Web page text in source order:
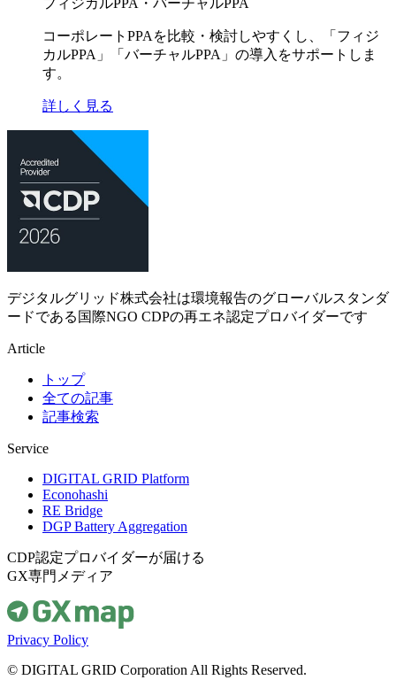
コーポレートPPAを比較・検討しやすくし、「フィジ
カルPPA」「バーチャルPPA」の導入をサポートしま
す。
詳しく見る
デジタルグリッド株式会社は環境報告のグローバルスタンダ
ードである国際NGO CDPの再エネ認定プロバイダーです
Article
トップ
全ての記事
記事検索
Service
DIGITAL GRID Platform
Econohashi
RE Bridge
DGP Battery Aggregation
CDP認定プロバイダーが届ける
GX専門メディア
Privacy Policy
© DIGITAL GRID Corporation All Rights Reserved.